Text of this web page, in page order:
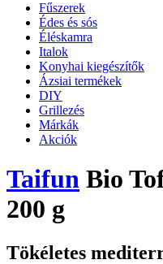
Fűszerek
Édes és sós
Éléskamra
Italok
Konyhai kiegészítők
Ázsiai termékek
DIY
Grillezés
Márkák
Akciók
Taifun Bio
200 g
Tökéletes